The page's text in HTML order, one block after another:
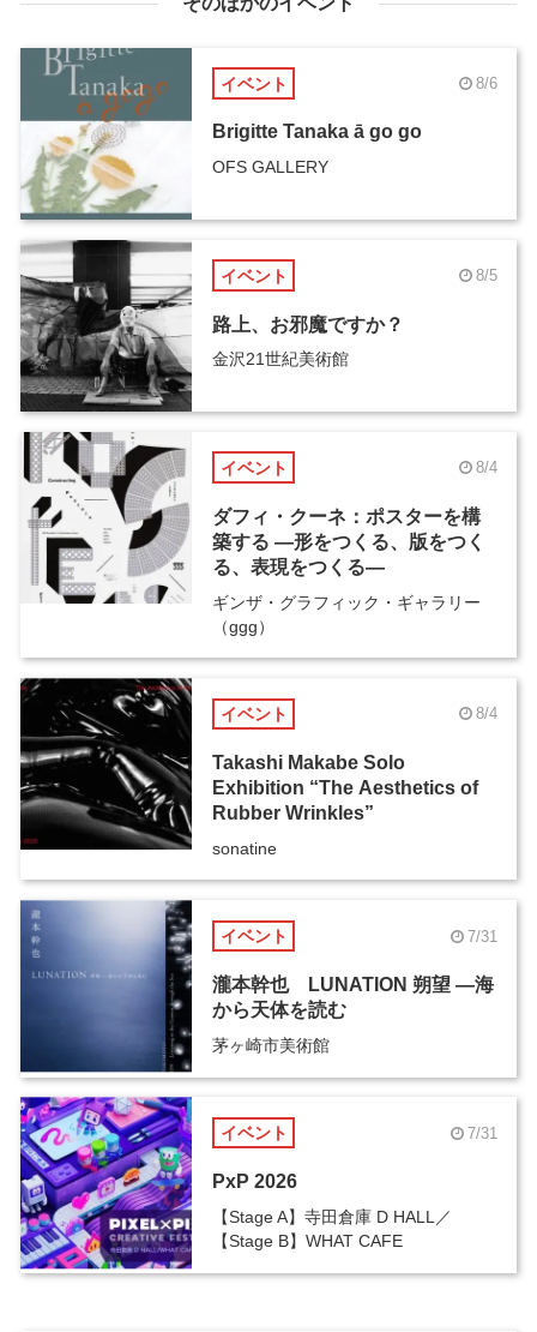
イベント 8/6
Brigitte Tanaka ā go go
OFS GALLERY
イベント 8/5
路上、お邪魔ですか？
金沢21世紀美術館
イベント 8/4
ダフィ・クーネ：ポスターを構
築する ―形をつくる、版をつく
る、表現をつくる―
ギンザ・グラフィック・ギャラリー
（ggg）
イベント 8/4
Takashi Makabe Solo
Exhibition “The Aesthetics of
Rubber Wrinkles”
sonatine
イベント 7/31
瀧本幹也 LUNATION 朔望 ―海
から天体を読む
茅ヶ崎市美術館
イベント 7/31
PxP 2026
【Stage A】寺田倉庫 D HALL／
【Stage B】WHAT CAFE